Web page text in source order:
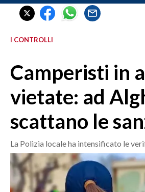
CAGLIARI
SULCIS IGLESIENTE
ORISTANO E PROVINCIA
SASSARI E PROVINCIA
GALLURA
NUORO E PROVINCIA
OGLIASTRA
AGENDA
CRONACA
ITALIA
I CONTROLLI
Camperisti in
vietate: ad
scattano le
La Polizia locale ha intensificato le